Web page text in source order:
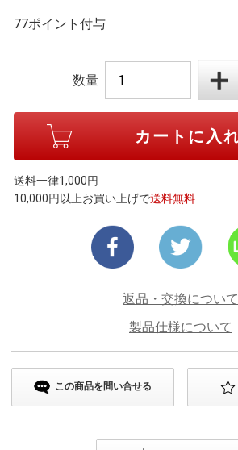
77ポイント付与
数量
送料一律1,000円
10,000円以上お買い上げで送料無料
返品・交換について
製品仕様について
この商品を問い合せる